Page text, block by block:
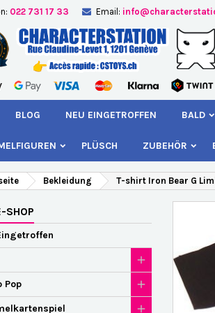
022 731 17 33 Email:
BLOG NEU EINGETROFFEN BALD
PLÜSCH ZUBEHÖR
Bekleidung T-shirt Iron Bear G
SHOP
Pop